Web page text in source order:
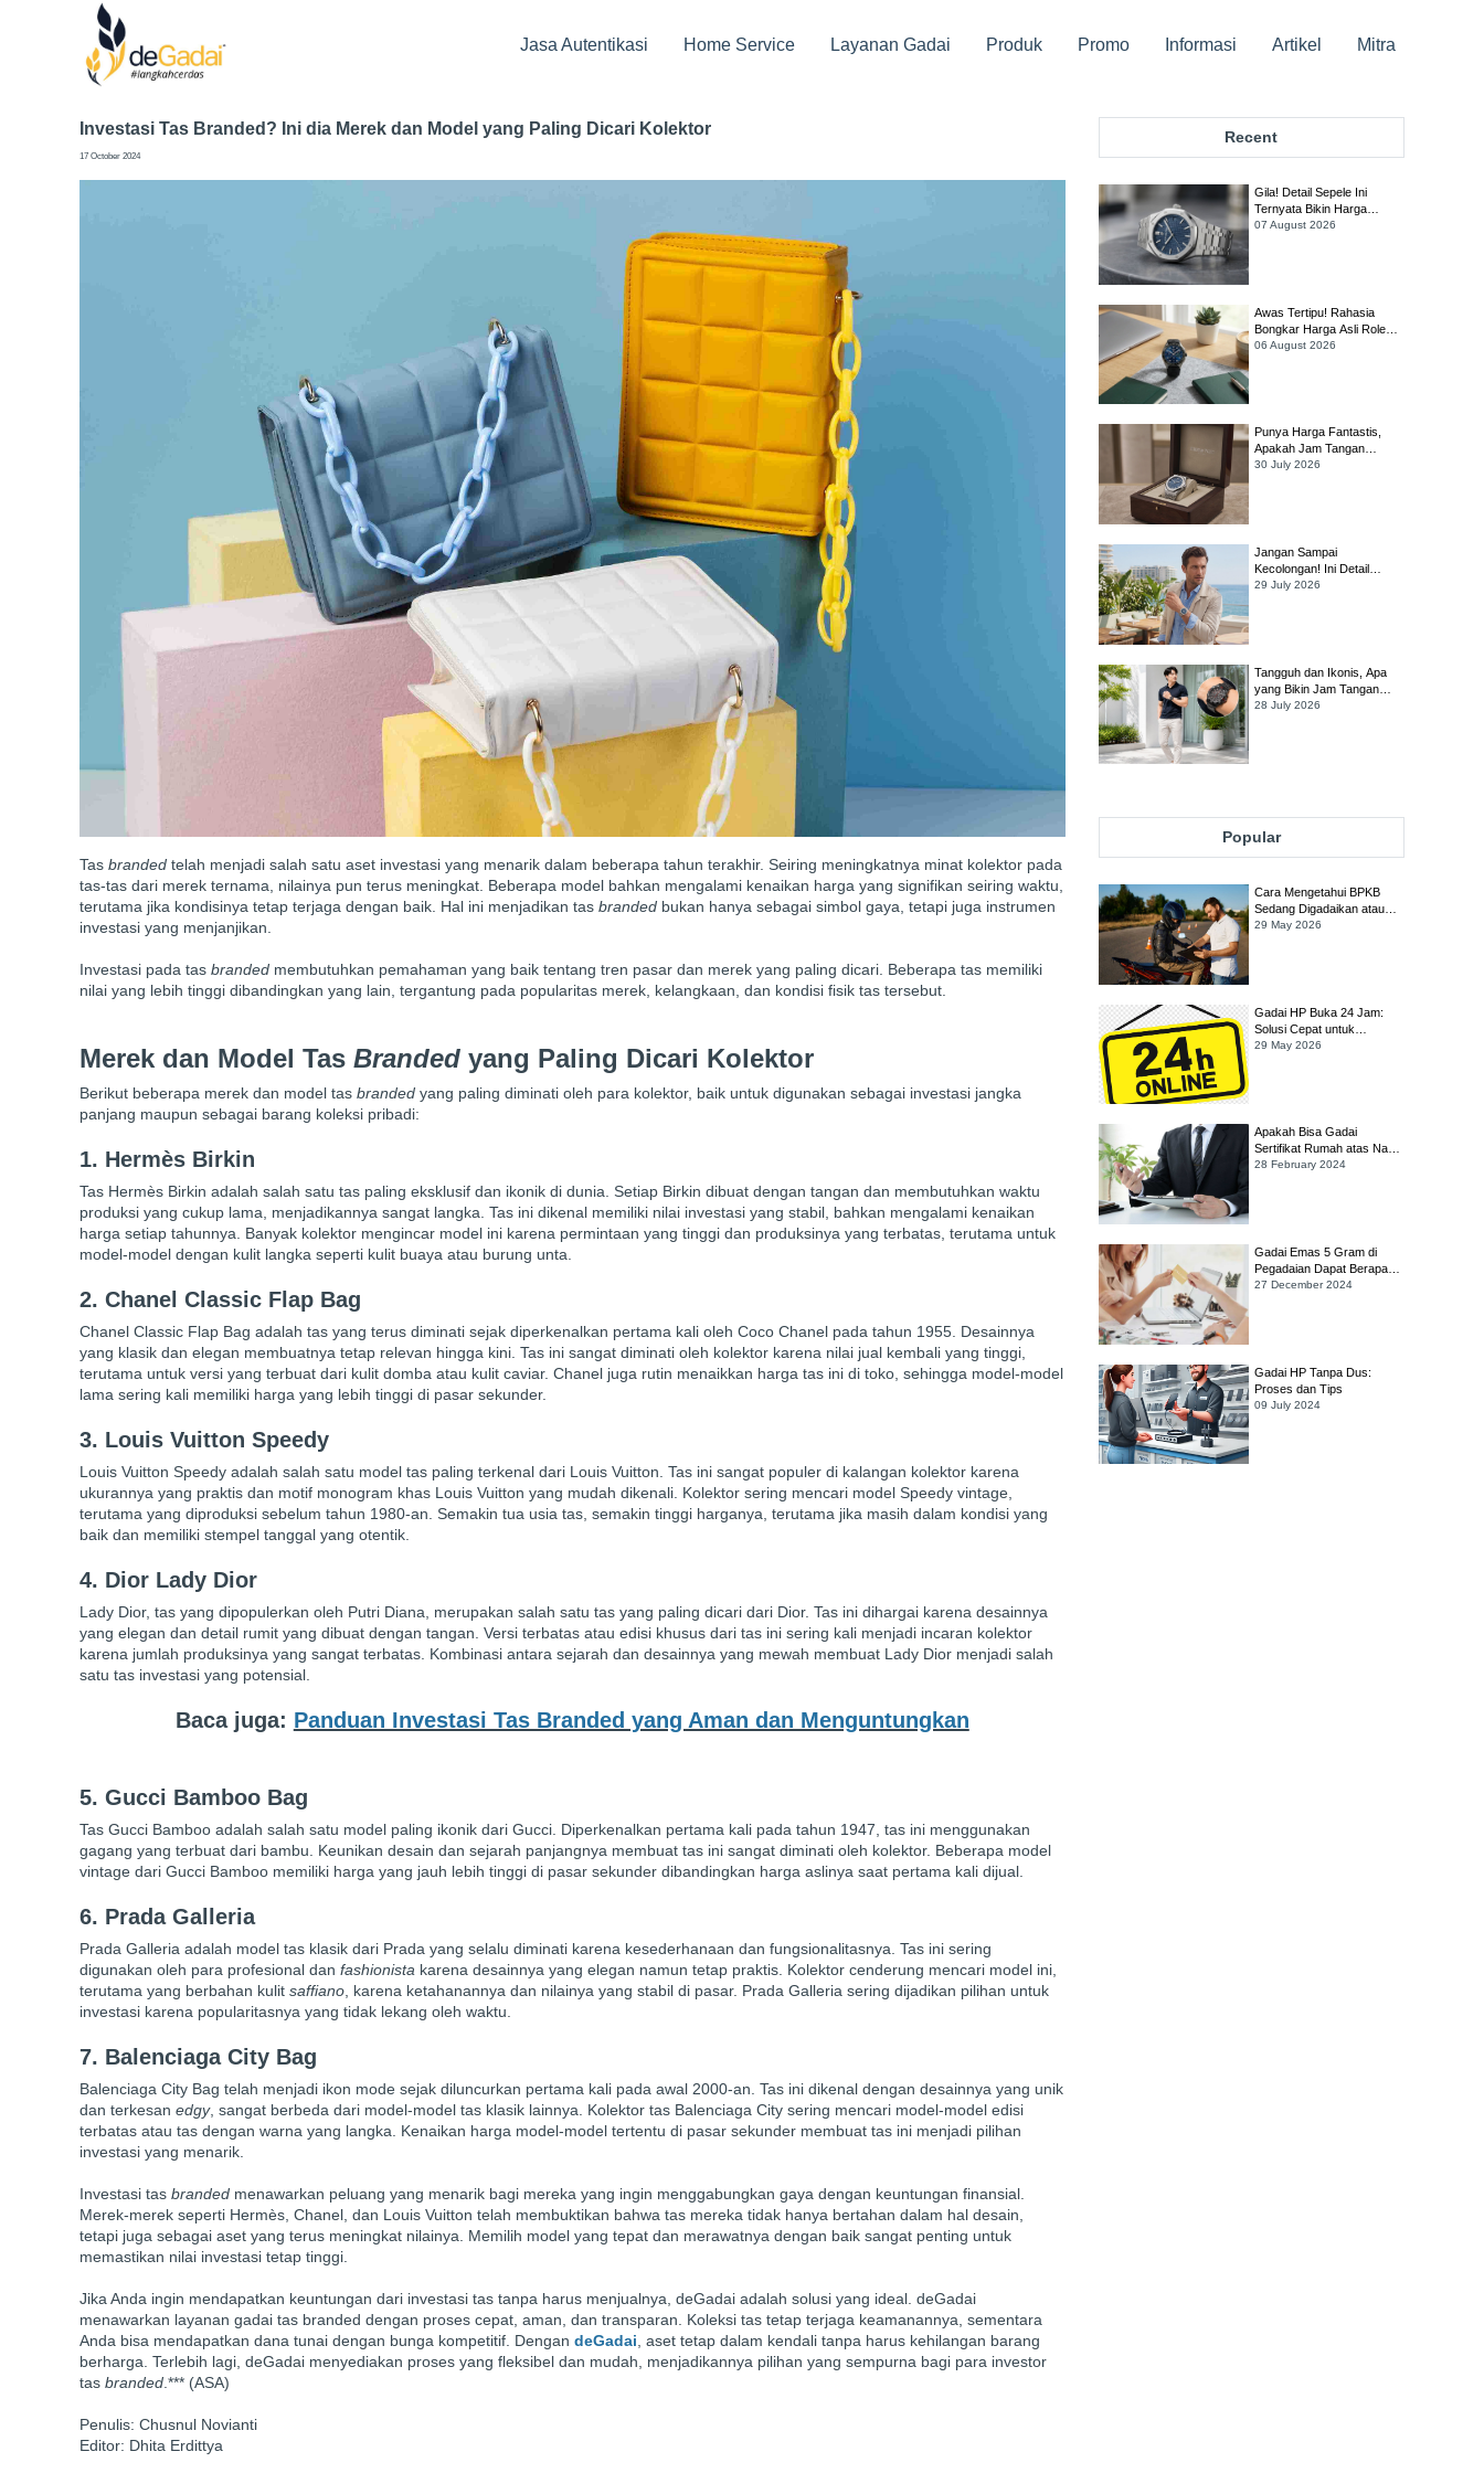
Jasa Autentikasi Home Service Layanan Gadai Produk Promo Informasi Artikel Mitra
Investasi Tas Branded? Ini dia Merek dan Model yang Paling Dicari Kolektor
17 October 2024
Tas branded telah menjadi salah satu aset investasi yang menarik dalam beberapa tahun terakhir. Seiring meningkatnya minat kolektor pada
tas-tas dari merek ternama, nilainya pun terus meningkat. Beberapa model bahkan mengalami kenaikan harga yang signifikan seiring waktu,
terutama jika kondisinya tetap terjaga dengan baik. Hal ini menjadikan tas branded bukan hanya sebagai simbol gaya, tetapi juga instrumen
investasi yang menjanjikan.
Investasi pada tas branded membutuhkan pemahaman yang baik tentang tren pasar dan merek yang paling dicari. Beberapa tas memiliki
nilai yang lebih tinggi dibandingkan yang lain, tergantung pada popularitas merek, kelangkaan, dan kondisi fisik tas tersebut.
Merek dan Model Tas Branded yang Paling Dicari Kolektor
Berikut beberapa merek dan model tas branded yang paling diminati oleh para kolektor, baik untuk digunakan sebagai investasi jangka
panjang maupun sebagai barang koleksi pribadi:
1. Hermès Birkin
Tas Hermès Birkin adalah salah satu tas paling eksklusif dan ikonik di dunia. Setiap Birkin dibuat dengan tangan dan membutuhkan waktu
produksi yang cukup lama, menjadikannya sangat langka. Tas ini dikenal memiliki nilai investasi yang stabil, bahkan mengalami kenaikan
harga setiap tahunnya. Banyak kolektor mengincar model ini karena permintaan yang tinggi dan produksinya yang terbatas, terutama untuk
model-model dengan kulit langka seperti kulit buaya atau burung unta.
2. Chanel Classic Flap Bag
Chanel Classic Flap Bag adalah tas yang terus diminati sejak diperkenalkan pertama kali oleh Coco Chanel pada tahun 1955. Desainnya
yang klasik dan elegan membuatnya tetap relevan hingga kini. Tas ini sangat diminati oleh kolektor karena nilai jual kembali yang tinggi,
terutama untuk versi yang terbuat dari kulit domba atau kulit caviar. Chanel juga rutin menaikkan harga tas ini di toko, sehingga model-model
lama sering kali memiliki harga yang lebih tinggi di pasar sekunder.
3. Louis Vuitton Speedy
Louis Vuitton Speedy adalah salah satu model tas paling terkenal dari Louis Vuitton. Tas ini sangat populer di kalangan kolektor karena
ukurannya yang praktis dan motif monogram khas Louis Vuitton yang mudah dikenali. Kolektor sering mencari model Speedy vintage,
terutama yang diproduksi sebelum tahun 1980-an. Semakin tua usia tas, semakin tinggi harganya, terutama jika masih dalam kondisi yang
baik dan memiliki stempel tanggal yang otentik.
4. Dior Lady Dior
Lady Dior, tas yang dipopulerkan oleh Putri Diana, merupakan salah satu tas yang paling dicari dari Dior. Tas ini dihargai karena desainnya
yang elegan dan detail rumit yang dibuat dengan tangan. Versi terbatas atau edisi khusus dari tas ini sering kali menjadi incaran kolektor
karena jumlah produksinya yang sangat terbatas. Kombinasi antara sejarah dan desainnya yang mewah membuat Lady Dior menjadi salah
satu tas investasi yang potensial.
Baca juga: Panduan Investasi Tas Branded yang Aman dan Menguntungkan
5. Gucci Bamboo Bag
Tas Gucci Bamboo adalah salah satu model paling ikonik dari Gucci. Diperkenalkan pertama kali pada tahun 1947, tas ini menggunakan
gagang yang terbuat dari bambu. Keunikan desain dan sejarah panjangnya membuat tas ini sangat diminati oleh kolektor. Beberapa model
vintage dari Gucci Bamboo memiliki harga yang jauh lebih tinggi di pasar sekunder dibandingkan harga aslinya saat pertama kali dijual.
6. Prada Galleria
Prada Galleria adalah model tas klasik dari Prada yang selalu diminati karena kesederhanaan dan fungsionalitasnya. Tas ini sering
digunakan oleh para profesional dan fashionista karena desainnya yang elegan namun tetap praktis. Kolektor cenderung mencari model ini,
terutama yang berbahan kulit saffiano , karena ketahanannya dan nilainya yang stabil di pasar. Prada Galleria sering dijadikan pilihan untuk
investasi karena popularitasnya yang tidak lekang oleh waktu.
7. Balenciaga City Bag
Balenciaga City Bag telah menjadi ikon mode sejak diluncurkan pertama kali pada awal 2000-an. Tas ini dikenal dengan desainnya yang unik
dan terkesan edgy, sangat berbeda dari model-model tas klasik lainnya. Kolektor tas Balenciaga City sering mencari model-model edisi
terbatas atau tas dengan warna yang langka. Kenaikan harga model-model tertentu di pasar sekunder membuat tas ini menjadi pilihan
investasi yang menarik.
Investasi tas branded menawarkan peluang yang menarik bagi mereka yang ingin menggabungkan gaya dengan keuntungan finansial.
Merek-merek seperti Hermès, Chanel, dan Louis Vuitton telah membuktikan bahwa tas mereka tidak hanya bertahan dalam hal desain,
tetapi juga sebagai aset yang terus meningkat nilainya. Memilih model yang tepat dan merawatnya dengan baik sangat penting untuk
memastikan nilai investasi tetap tinggi.
Jika Anda ingin mendapatkan keuntungan dari investasi tas tanpa harus menjualnya, deGadai adalah solusi yang ideal. deGadai
menawarkan layanan gadai tas branded dengan proses cepat, aman, dan transparan. Koleksi tas tetap terjaga keamanannya, sementara
Anda bisa mendapatkan dana tunai dengan bunga kompetitif. Dengan deGadai , aset tetap dalam kendali tanpa harus kehilangan barang
berharga. Terlebih lagi, deGadai menyediakan proses yang fleksibel dan mudah, menjadikannya pilihan yang sempurna bagi para investor
tas branded .*** (ASA)
Penulis: Chusnul Novianti
Editor: Dhita Erdittya
Recent
Gila! Detail Sepele Ini
Ternyata Bikin Harga
Audemars Piguet Royal
07 August 2026
Awas Tertipu! Rahasia
Bongkar Harga Asli Rolex
Sky-Dweller Biar Gak Rugi
06 August 2026
Punya Harga Fantastis,
Apakah Jam Tangan
Audemars Piguet Royal
30 July 2026
Jangan Sampai
Kecolongan! Ini Detail
Penting yang Harus Dicek
29 July 2026
Tangguh dan Ikonis, Apa
yang Bikin Jam Tangan
TAG Heuer Formula 1
28 July 2026
Popular
Cara Mengetahui BPKB
Sedang Digadaikan atau
Tidak
29 May 2026
Gadai HP Buka 24 Jam:
Solusi Cepat untuk
Kebutuhan Darurat
29 May 2026
Apakah Bisa Gadai
Sertifikat Rumah atas Nama
Orang Tua yang Sudah
28 February 2024
Gadai Emas 5 Gram di
Pegadaian Dapat Berapa?
Simak Cara Hitungnya!
27 December 2024
Gadai HP Tanpa Dus:
Proses dan Tips
09 July 2024